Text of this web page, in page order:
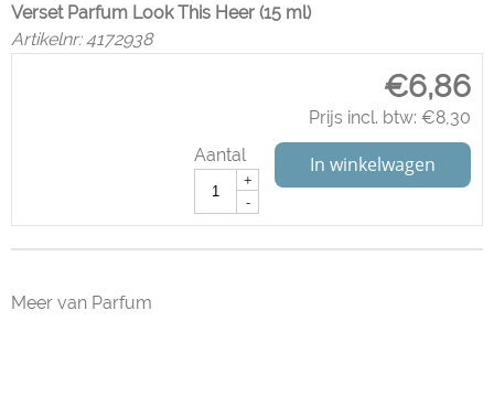
Verset Parfum Look This Heer (15 ml)
Artikelnr: 4172938
€6,86
Prijs incl. btw: €8,30
Aantal
+
-
In winkelwagen
Meer van Parfum